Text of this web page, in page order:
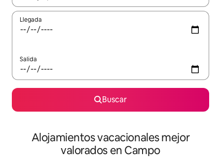
Llegada
Salida
Buscar
Alojamientos vacacionales mejor
valorados en Campo